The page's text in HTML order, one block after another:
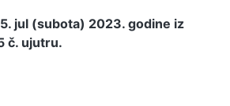
jul (subota) 2023. godine iz
č. ujutru.